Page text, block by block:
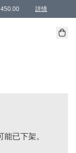
詳情
members can
貨方式 )
已下架。